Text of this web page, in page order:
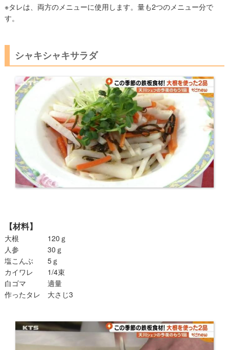
※タレは、両方のメニューに使用しま​す。量も2つのメニュー分で
す。
シャキシャキサラダ
【材料】
大根 120ｇ
人参 30ｇ
塩こんぶ 5ｇ
カイワレ 1/4束
白ゴマ 適量
作ったタレ 大さじ3